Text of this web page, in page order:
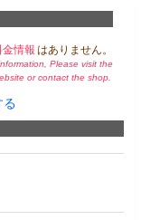
情報 はありません。
Please visit the
or contact the shop.
る